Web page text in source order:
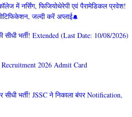
में नर्सिंग, फिजियोथेरेपी एवं पैरामेडिकल प्रवेश!
जल्दी करें अप्लाई
सीधी भर्ती! Extended (Last Date: 10/08/2026)
2026 Admit Card
भर्ती! JSSC ने निकाला बंपर Notification,